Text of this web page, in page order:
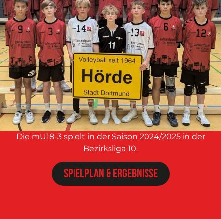
Die mU18-3 spielt in der Saison 2024/2025 in der
Bezirksliga 10.
Spielplan & Ergebnisse